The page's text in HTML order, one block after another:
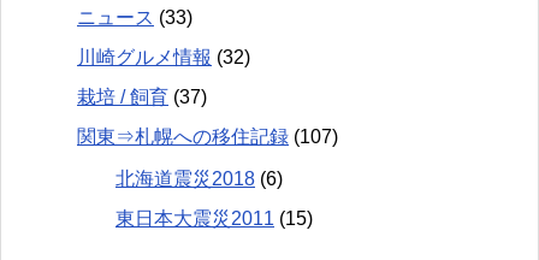
ニュース (33)
川崎グルメ情報 (32)
栽培 / 飼育 (37)
関東⇒札幌への移住記録 (107)
北海道震災2018 (6)
東日本大震災2011 (15)